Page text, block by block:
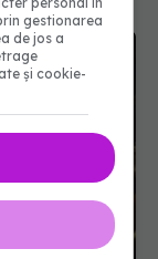
gestionarea
de jos a
și cookie-